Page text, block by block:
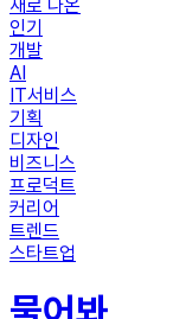
새로 나온
인기
개발
AI
IT서비스
기획
디자인
비즈니스
프로덕트
커리어
트렌드
스타트업